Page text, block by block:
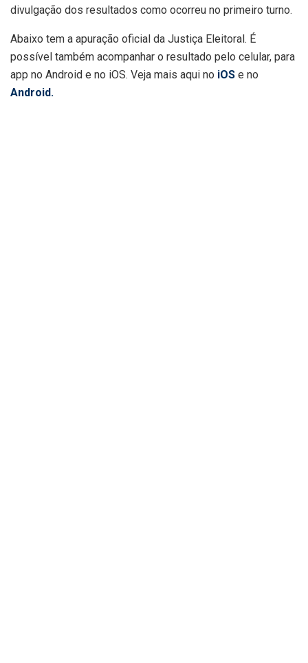
divulgação dos resultados como ocorreu no primeiro turno.
Abaixo tem a apuração oficial da Justiça Eleitoral. É
possível também acompanhar o resultado pelo celular, para
app no Android e no iOS. Veja mais aqui no iOS e no
Android.